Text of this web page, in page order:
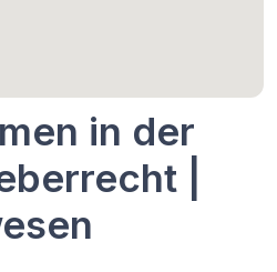
in der
|